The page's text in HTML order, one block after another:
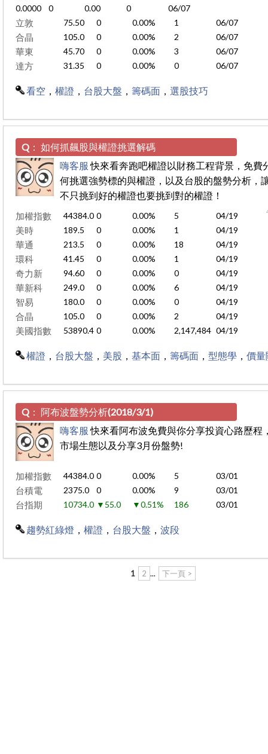
0.0000
0 0.00 0 06/07
立敦 75.50 0 0.00% 1 06/07
合晶 105.0 0 0.00% 2 06/07
華東 45.70 0 0.00% 3 06/07
達方 31.35 0 0.00% 0 06/07
看空 權證 台股大盤 籌碼面 選股技巧
Q： 如何抓飆股與權證挑選解碼
嗨客服 快來看奔跑吧權證以財務工程背景，免費
何挑選強勢標的與權證，以及台股的盤勢分析，
不只挑到好的權證也要挑到對的權證！
加權指數 44384.0 0 0.00% 5 04/19
美時 189.5 0 0.00% 1 04/19
華通 213.5 0 0.00% 18 04/19
環科 41.45 0 0.00% 1 04/19
奇力新 94.60 0 0.00% 0 04/19
華新科 249.0 0 0.00% 6 04/19
智易 180.0 0 0.00% 0 04/19
合晶 105.0 0 0.00% 2 04/19
美國指數 53890.4 0 0.00% 2,147,484 04/19
權證 台股大盤 美股 基本面 籌碼面 型態學 價量
Q： 阿布波盤勢分析(2018/3/1)
嗨客服 快來看阿布波免費與你分享投資心路歷程
市場生態以及分享3月份盤勢!
加權指數 44384.0 0 0.00% 5 03/01
台積電 2375.0 0 0.00% 9 03/01
台指期 10734.0 ▼55.0 ▼0.51% 186 03/01
趨勢紅綠燈 權證 台股大盤 波段
1 2 ... 下一頁 >